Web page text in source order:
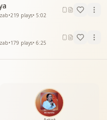
•219 plays• 5:02
•179 plays• 6:25